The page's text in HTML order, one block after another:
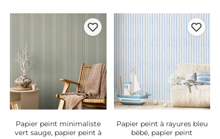
Papier peint minimaliste
vert sauge, papier peint à
Papier peint à rayures bleu
bébé, papier peint